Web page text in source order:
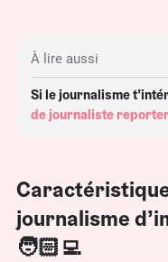
À lire aussi
Si le journalisme
de journaliste reporter
journalisme
🧑🏻‍💻